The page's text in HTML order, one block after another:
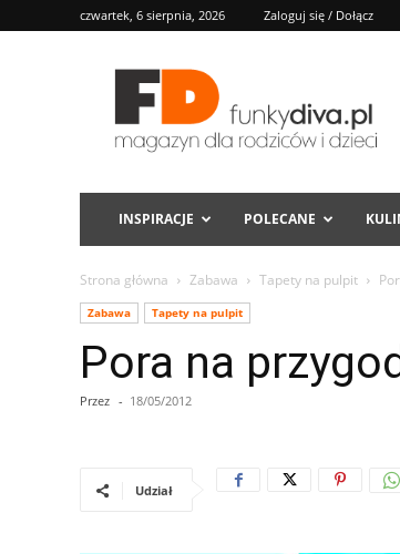
czwartek, 6 sierpnia, 2026 Zaloguj się / Dołącz
FD
INSPIRACJE POLECANE
Strona główna Zabawa Tapety na pulpit
Zabawa Tapety na pulpit
Pora na
Przez - 18/05/2012
Udział